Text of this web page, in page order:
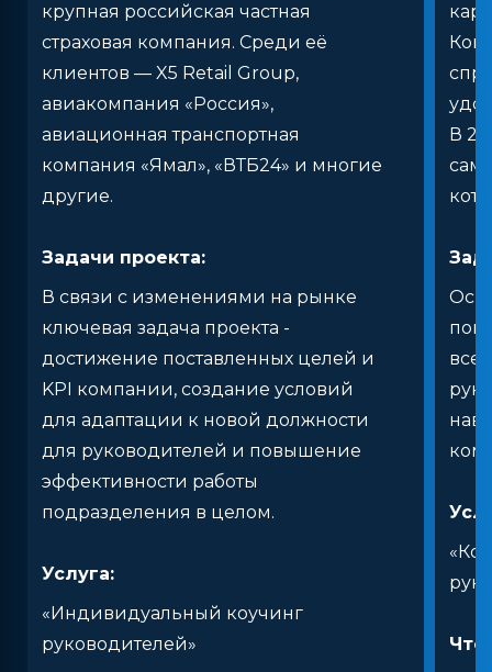
крупная российская частная
страховая компания. Среди её
клиентов — X5 Retail Group,
авиакомпания «Россия»,
авиационная транспортная
компания «Ямал», «ВТБ24» и многие
другие.
Задачи проекта:
В связи с изменениями на рынке
ключевая задача проекта -
достижение поставленных целей и
KPI компании, создание условий
для адаптации к новой должности
для руководителей и повышение
эффективности работы
подразделения в целом.
Услуга:
«Индивидуальный коучинг
руководителей»
В
Что